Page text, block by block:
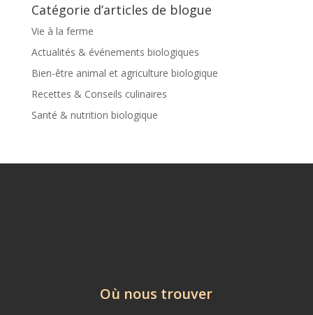
Catégorie d’articles de blogue
Vie à la ferme
Actualités & événements biologiques
Bien-être animal et agriculture biologique
Recettes & Conseils culinaires
Santé & nutrition biologique
Où nous trouver